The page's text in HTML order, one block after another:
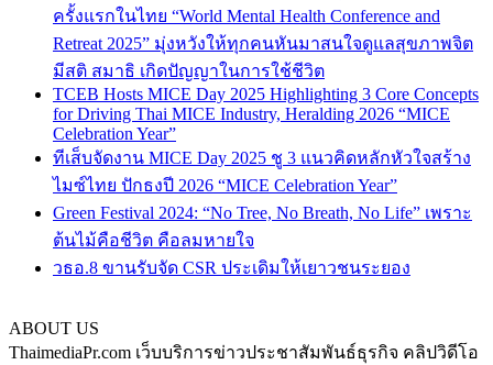
ครั้งแรกในไทย “World Mental Health Conference and
Retreat 2025” มุ่งหวังให้ทุกคนหันมาสนใจดูแลสุขภาพจิต
มีสติ สมาธิ เกิดปัญญาในการใช้ชีวิต
TCEB Hosts MICE Day 2025 Highlighting 3 Core Concepts
for Driving Thai MICE Industry, Heralding 2026 “MICE
Celebration Year”
ทีเส็บจัดงาน MICE Day 2025 ชู 3 แนวคิดหลักหัวใจสร้าง
ไมซ์ไทย ปักธงปี 2026 “MICE Celebration Year”
Green Festival 2024: “No Tree, No Breath, No Life” เพราะ
ต้นไม้คือชีวิต คือลมหายใจ
วธอ.8 ขานรับจัด CSR ประเดิมให้เยาวชนระยอง
ABOUT US
ThaimediaPr.com เว็บบริการข่าวประชาสัมพันธ์ธุรกิจ คลิปวิดีโอ